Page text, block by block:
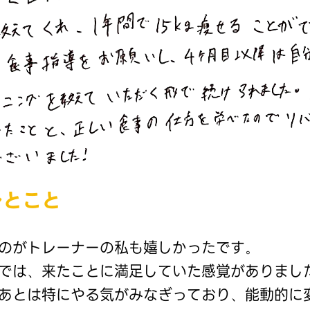
こと
トレーナーの私も嬉しかったです。
は、来たことに満足していた感覚がありま
とは特にやる気がみなぎっており、能動的